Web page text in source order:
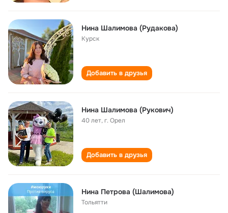
Нина Шалимова (Рудакова)
Курск
Добавить в друзья
Нина Шалимова (Рукович)
40 лет,г. Орел
Добавить в друзья
Нина Петрова (Шалимова)
Тольятти